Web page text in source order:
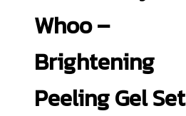
Whoo –
Brightening
Peeling Gel Set